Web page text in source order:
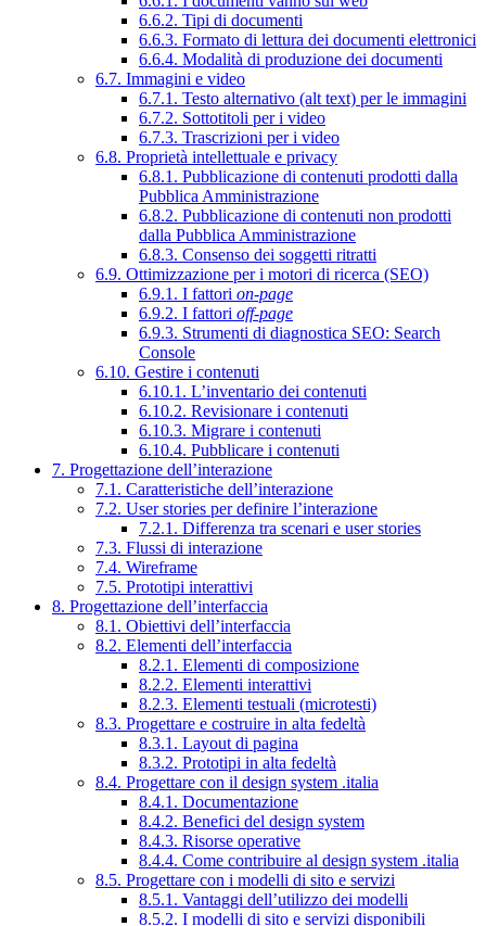
6.6.2. Tipi di documenti
6.6.3. Formato di lettura dei documenti elettronici
6.6.4. Modalità di produzione dei documenti
6.7. Immagini e video
6.7.1. Testo alternativo (alt text) per le immagini
6.7.2. Sottotitoli per i video
6.7.3. Trascrizioni per i video
6.8. Proprietà intellettuale e privacy
6.8.1. Pubblicazione di contenuti prodotti dalla
Pubblica Amministrazione
6.8.2. Pubblicazione di contenuti non prodotti
dalla Pubblica Amministrazione
6.8.3. Consenso dei soggetti ritratti
6.9. Ottimizzazione per i motori di ricerca (SEO)
6.9.1. I fattori on-page
6.9.2. I fattori off-page
6.9.3. Strumenti di diagnostica SEO: Search
Console
6.10. Gestire i contenuti
6.10.1. L’inventario dei contenuti
6.10.2. Revisionare i contenuti
6.10.3. Migrare i contenuti
6.10.4. Pubblicare i contenuti
7. Progettazione dell’interazione
7.1. Caratteristiche dell’interazione
7.2. User stories per definire l’interazione
7.2.1. Differenza tra scenari e user stories
7.3. Flussi di interazione
7.4. Wireframe
7.5. Prototipi interattivi
8. Progettazione dell’interfaccia
8.1. Obiettivi dell’interfaccia
8.2. Elementi dell’interfaccia
8.2.1. Elementi di composizione
8.2.2. Elementi interattivi
8.2.3. Elementi testuali (microtesti)
8.3. Progettare e costruire in alta fedeltà
8.3.1. Layout di pagina
8.3.2. Prototipi in alta fedeltà
8.4. Progettare con il design system .italia
8.4.1. Documentazione
8.4.2. Benefici del design system
8.4.3. Risorse operative
8.4.4. Come contribuire al design system .italia
8.5. Progettare con i modelli di sito e servizi
8.5.1. Vantaggi dell’utilizzo dei modelli
8.5.2. I modelli di sito e servizi disponibili